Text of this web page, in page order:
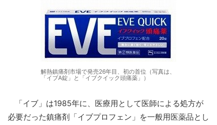
解熱鎮痛剤市場で発売26年目、初の首位（写真は、
「イブA錠」と「イブクイック頭痛薬」）
「イブ」は1985年に、医療用として医師による処方が
必要だった鎮痛剤「イブプロフェン」を一般用医薬品とし